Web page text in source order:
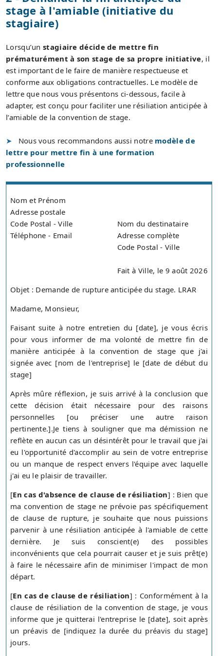
stage à l'amiable (initiative du
stagiaire)
Lorsqu’un stagiaire décide de mettre fin
prématurément à son stage de sa propre initiative, il
est important de le faire de manière respectueuse et
conforme aux obligations contractuelles. Le modèle de
lettre que nous vous présentons ci-dessous, facile à
adapter, est conçu pour faciliter une résiliation anticipée à
l’amiable de la convention de stage.
Nous vous recommandons aussi notre modèle de
lettre pour mettre fin à une formation
professionnelle
Nom et Prénom
Adresse postale
Code Postal - Ville
Téléphone - Email
Nom du destinataire
Adresse complète
Code Postal - Ville
Fait à Ville, le 9 août 2026
Objet : Demande de rupture anticipée du stage. LRAR
Madame, Monsieur,
Faisant suite à notre entretien du [date], je vous écris
pour vous informer de ma volonté de mettre fin de
manière anticipée à la convention de stage que j'ai
signée avec [nom de l'entreprise] le [date de début du
stage]
Après mûre réflexion, je suis arrivé à la conclusion que
cette décision était nécessaire pour des raisons
personnelles [ou préciser une autre raison
pertinente.].Je tiens à souligner que ma démission ne
reflète en aucun cas un désintérêt pour le travail que j'ai
eu l'opportunité d'accomplir au sein de votre entreprise
ou un manque de respect envers l'équipe avec laquelle
j'ai eu le plaisir de travailler.
[En cas d'absence de clause de résiliation] : Bien que
ma convention de stage ne prévoie pas spécifiquement
de clause de rupture, je souhaite que nous puissions
parvenir à une résiliation anticipée à l'amiable de cette
dernière. Je suis conscient(e) des possibles
inconvénients que cela pourrait causer et je suis prêt(e)
à faire le nécessaire afin de minimiser l'impact de mon
départ.
[En cas de clause de résiliation] : Conformément à la
clause de résiliation de la convention de stage, je vous
informe que je quitterai l'entreprise le [date], soit après
un préavis de [indiquez la durée du préavis du stage]
jours.